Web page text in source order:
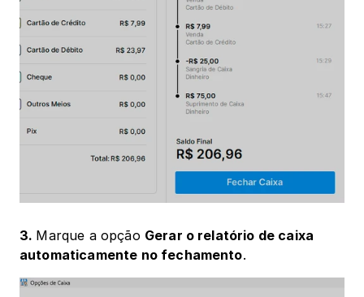
3. Marque a opção Gerar o relatório de caixa
automaticamente no fechamento.